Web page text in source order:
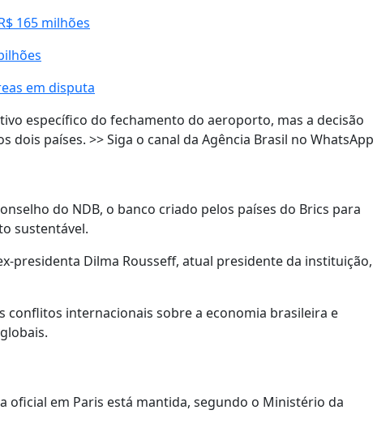
165 milhões
em disputa
específico do fechamento do aeroporto, mas a decisão
países. >> Siga o canal da Agência Brasil no WhatsApp
do NDB, o banco criado pelos países do Brics para
sustentável.
presidenta Dilma Rousseff, atual presidente da instituição,
internacionais sobre a economia brasileira e
oficial em Paris está mantida, segundo o Ministério da